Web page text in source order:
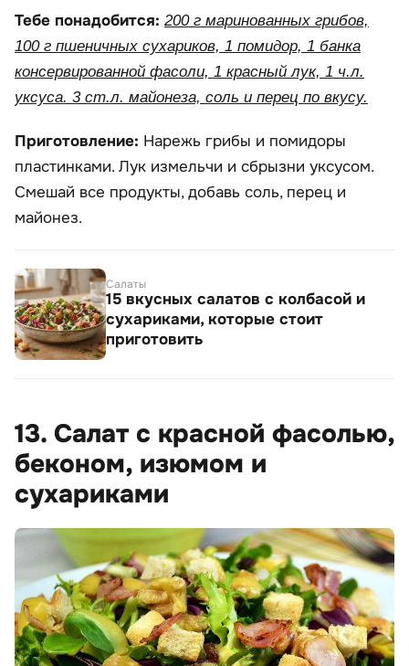
Тебе понадобится: 200 г маринованных грибов,
100 г пшеничных сухариков, 1 помидор, 1 банка
консервированной фасоли, 1 красный лук, 1 ч.л.
уксуса. 3 ст.л. майонеза, соль и перец по вкусу.
Приготовление: Нарежь грибы и помидоры
пластинками. Лук измельчи и сбрызни уксусом.
Смешай все продукты, добавь соль, перец и
майонез.
Салаты
15 вкусных салатов с колбасой и
сухариками, которые стоит
приготовить
13. Салат с красной фасолью,
беконом, изюмом и
сухариками